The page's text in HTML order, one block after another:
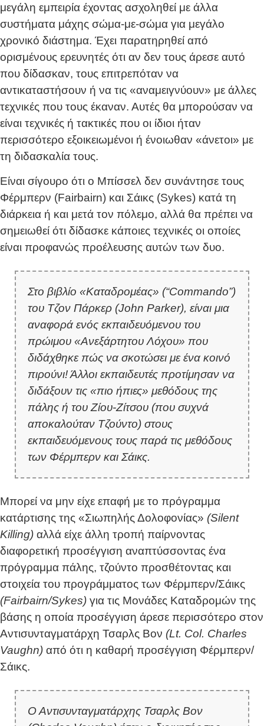
μεγάλη εμπειρία έχοντας ασχοληθεί με άλλα
συστήματα μάχης σώμα-με-σώμα για μεγάλο
χρονικό διάστημα. Έχει παρατηρηθεί από
ορισμένους ερευνητές ότι αν δεν τους άρεσε αυτό
που δίδασκαν, τους επιτρεπόταν να
αντικαταστήσουν ή να τις «αναμειγνύουν» με άλλες
τεχνικές που τους έκαναν. Αυτές θα μπορούσαν να
είναι τεχνικές ή τακτικές που οι ίδιοι ήταν
περισσότερο εξοικειωμένοι ή ένοιωθαν «άνετοι» με
τη διδασκαλία τους.
Είναι σίγουρο ότι ο Μπίσσελ δεν συνάντησε τους
Φέρμπερν (Fairbairn) και Σάικς (Sykes) κατά τη
διάρκεια ή και μετά τον πόλεμο, αλλά θα πρέπει να
σημειωθεί ότι δίδασκε κάποιες τεχνικές οι οποίες
είναι προφανώς προέλευσης αυτών των δυο.
Στο βιβλίο «Καταδρομέας» (“Commando”)
του Τζον Πάρκερ (John Parker), είναι μια
αναφορά ενός εκπαιδευόμενου του
πρώιμου «Ανεξάρτητου Λόχου» που
διδάχθηκε πώς να σκοτώσει με ένα κοινό
πιρούνι! Άλλοι εκπαιδευτές προτίμησαν να
διδάξουν τις «πιο ήπιες» μεθόδους της
πάλης ή του Ζίου-Ζίτσου (που συχνά
αποκαλούταν Τζούντο) στους
εκπαιδευόμενους τους παρά τις μεθόδους
των Φέρμπερν και Σάικς.
Μπορεί να μην είχε επαφή με το πρόγραμμα
κατάρτισης της «Σιωπηλής Δολοφονίας» (Silent
Killing) αλλά είχε άλλη τροπή παίρνοντας
διαφορετική προσέγγιση αναπτύσσοντας ένα
πρόγραμμα πάλης, τζούντο προσθέτοντας και
στοιχεία του προγράμματος των Φέρμπερν/Σάικς
(Fairbairn/Sykes) για τις Μονάδες Καταδρομών της
βάσης η οποία προσέγγιση άρεσε περισσότερο στον
Αντισυνταγματάρχη Τσαρλς Βον (Lt. Col. Charles
Vaughn) από ότι η καθαρή προσέγγιση Φέρμπερν/
Σάικς.
Ο Αντισυνταγματάρχης Τσαρλς Βον